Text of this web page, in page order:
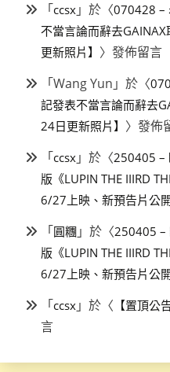
「ccsx 」於〈070428 –
不當言論而辭去
更新照片】 〉發佈留言
「Wang Yun 」於〈
記發表不當言論而辭去
24日更新照片】 〉發佈
「ccsx 」於〈250405 –
版《LUPIN THE IIIRD
6/27上映、新預告片公
「圓糰 」於〈250405 –
版《LUPIN THE IIIRD
6/27上映、新預告片公
「ccsx 」於〈 【置頂
言